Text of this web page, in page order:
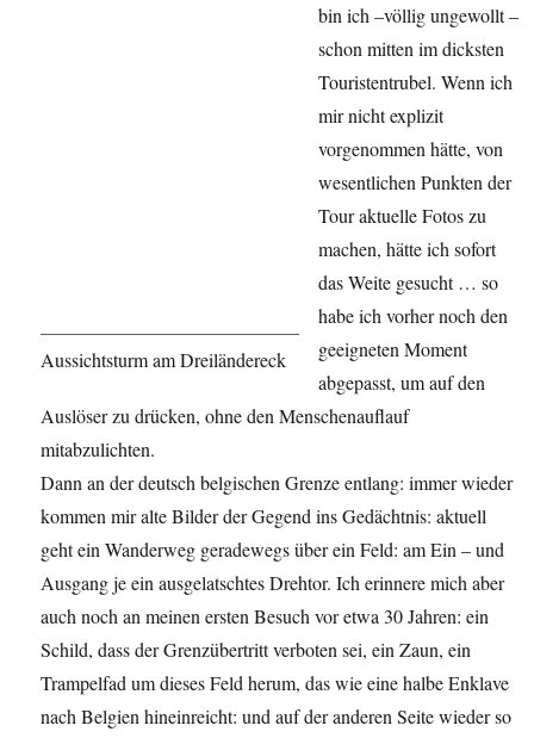
Aussichtsturm am Dreiländereck
bin ich –völlig ungewollt –
schon mitten im dicksten
Touristentrubel. Wenn ich
mir nicht explizit
vorgenommen hätte, von
wesentlichen Punkten der
Tour aktuelle Fotos zu
machen, hätte ich sofort
das Weite gesucht … so
habe ich vorher noch den
geeigneten Moment
abgepasst, um auf den
Auslöser zu drücken, ohne den Menschenauflauf
mitabzulichten.
Dann an der deutsch belgischen Grenze entlang: immer wieder
kommen mir alte Bilder der Gegend ins Gedächtnis: aktuell
geht ein Wanderweg geradewegs über ein Feld: am Ein – und
Ausgang je ein ausgelatschtes Drehtor. Ich erinnere mich aber
auch noch an meinen ersten Besuch vor etwa 30 Jahren: ein
Schild, dass der Grenzübertritt verboten sei, ein Zaun, ein
Trampelfad um dieses Feld herum, das wie eine halbe Enklave
nach Belgien hineinreicht: und auf der anderen Seite wieder so